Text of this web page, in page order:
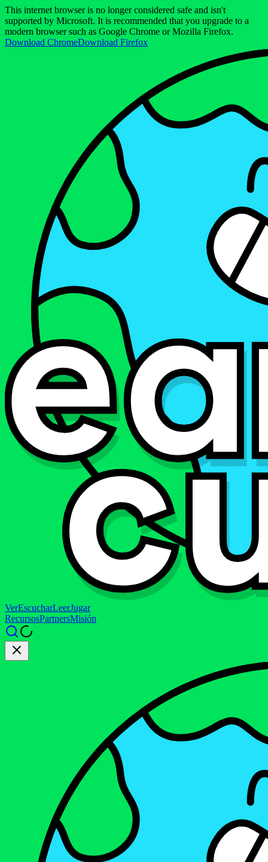
This internet browser is no longer considered safe and isn't
supported by Microsoft. It is recommended that you upgrade to a
modern browser such as Google Chrome or Mozilla Firefox.
Download ChromeDownload Firefox
VerEscucharLeerJugar
RecursosPartnersMisión